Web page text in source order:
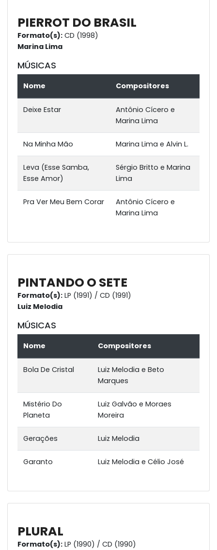
PIERROT DO BRASIL
Formato(s): CD (1998)
Marina Lima
MÚSICAS
Nome Compositores
Deixe Estar
Antônio Cícero e
Marina Lima
Na Minha Mão Marina Lima e Alvin L.
Leva (Esse Samba,
Esse Amor)
Sérgio Britto e Marina
Lima
Pra Ver Meu Bem Corar
Antônio Cícero e
Marina Lima
PINTANDO O SETE
Formato(s): LP (1991) / CD (1991)
Luiz Melodia
MÚSICAS
Nome Compositores
Bola De Cristal
Luiz Melodia e Beto
Marques
Mistério Do
Planeta
Luiz Galvão e Moraes
Moreira
Gerações Luiz Melodia
Garanto Luiz Melodia e Célio José
PLURAL
Formato(s): LP (1990) / CD (1990)